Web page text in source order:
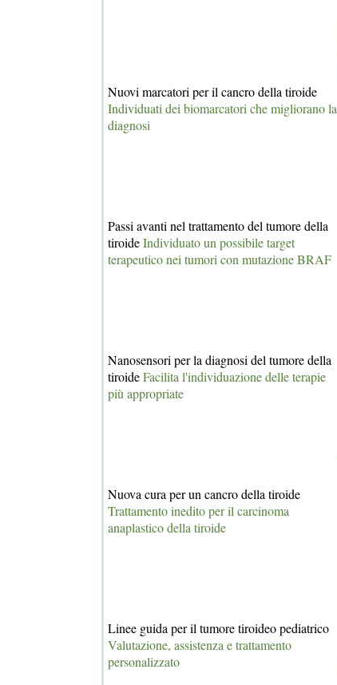
Nuovi marcatori per il cancro della tiroide
Individuati dei biomarcatori che migliorano la
diagnosi
Passi avanti nel trattamento del tumore della
tiroideIndividuato un possibile target
terapeutico nei tumori con mutazione BRAF
Nanosensori per la diagnosi del tumore della
tiroideFacilita l'individuazione delle terapie
più appropriate
Nuova cura per un cancro della tiroide
Trattamento inedito per il carcinoma
anaplastico della tiroide
Linee guida per il tumore tiroideo pediatrico
Valutazione, assistenza e trattamento
personalizzato